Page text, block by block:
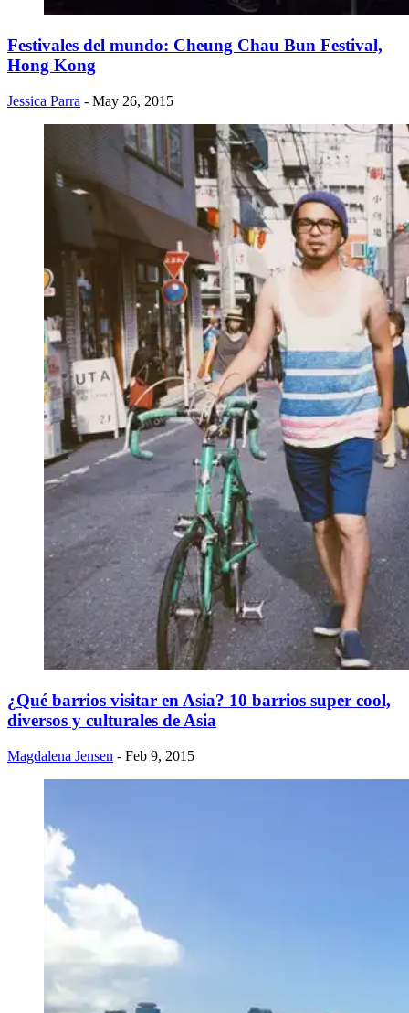
Festivales del mundo: Cheung Chau Bun Festival,
Hong Kong
Jessica Parra - May 26, 2015
¿Qué barrios visitar en Asia? 10 barrios super cool,
diversos y culturales de Asia
Magdalena Jensen - Feb 9, 2015